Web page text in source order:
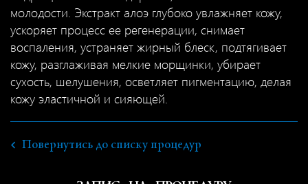
молодости. Экстракт алоэ глубоко увлажняет кожу,
ускоряет процесс ее регенерации, снимает
воспаления, устраняет жирный блеск, подтягивает
кожу, разглаживая мелкие морщинки, убирает
сухость, шелушения, осветляет пигментацию, делая
кожу эластичной и сияющей.
Повернутись до списку процедур